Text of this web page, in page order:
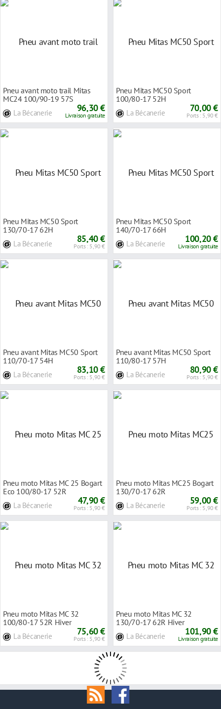
Pneu avant moto trail Mitas
MC24 100/90-19 57S
La Bécanerie 96,30 €
Livraison gratuite
Pneu Mitas MC50 Sport
100/80-17 52H
La Bécanerie 70,00 €
Ports : 5,90 €
Pneu Mitas MC50 Sport
130/70-17 62H
La Bécanerie 85,40 €
Ports : 5,90 €
Pneu Mitas MC50 Sport
140/70-17 66H
La Bécanerie 100,20 €
Livraison gratuite
Pneu avant Mitas MC50 Sport
110/70-17 54H
La Bécanerie 83,10 €
Ports : 5,90 €
Pneu avant Mitas MC50 Sport
110/80-17 57H
La Bécanerie 80,90 €
Ports : 5,90 €
Pneu moto Mitas MC 25 Bogart
Eco 100/80-17 52R
La Bécanerie 47,90 €
Ports : 5,90 €
Pneu moto Mitas MC25 Bogart
130/70-17 62R
La Bécanerie 59,00 €
Ports : 5,90 €
Pneu moto Mitas MC 32
100/80-17 52R Hiver
La Bécanerie 75,60 €
Ports : 5,90 €
Pneu moto Mitas MC 32
130/70-17 62R Hiver
La Bécanerie 101,90 €
Livraison gratuite